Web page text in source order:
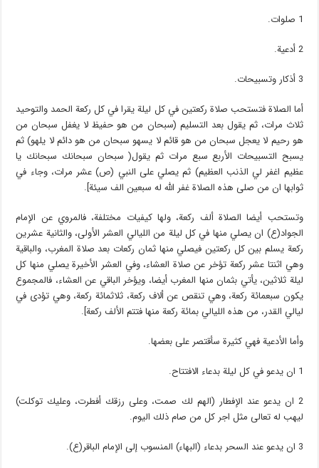
1 صلوات.
2 أدعية.
3 أذكار وتسبيحات.
أما الصلاة فتستحب صلاة ركعتين في كل ليلة يقرا في كل ركعة الحمد والتوحيد
ثلاث مرات، ثم يقول بعد التسليم (سبحان من هو حفيظ لا يغفل سبحان من
هو رحيم لا يعجل سبحان من هو قائم لا يسهو سبحان من هو دائم لا يلهو) ثم
يسبح التسبيحات الأربع سبع مرات ثم يقول( سبحان سبحانك سبحانك يا
عظيم اغفر لي الذنب العظيم) ثم يصلي على النبي (ص) عشر مرات، وجاء في
ثوابها ان من صلى هذه الصلاة غفر الله له سبعين الف سيئة].
وتستحب أيضا الصلاة ألف ركعة، ولها كيفيات مختلفة، فالمروي عن الإمام
الجواد(ع) ان يصلي منها في كل ليلة من الليالي العشر الأولى، والثانية عشرين
ركعة يسلم بين كل ركعتين فيصلي منها ثمان ركعات بعد صلاة المغرب، والباقية
وهي اثنتا عشر ركعة تؤخر عن صلاة العشاء، وفي العشر الأخيرة يصلي منها كل
ليلة ثلاثين، يأتي بثمان منها المغرب أيضا، ويؤخر الباقي عن العشاء، فالمجموع
يكون سبعمائة ركعة، وهي تنقص عن ألاف ركعة، ثلاثمائة ركعة، وهي تؤدى في
ليالي القدر، من هذه الليالي بمائة ركعة منها فتتم الألف ركعة].
وأما الأدعية فهي كثيرة سأقتصر على بعضها.
1 ان يدعو في كل ليلة بدعاء الافتتاح.
2 ان يدعو عند الإفطار (الهم لك صمت، وعلى رزقك أفطرت، وعليك توكلت)
ليهب له تعالى مثل اجر كل من صام ذلك اليوم.
3 ان يدعو عند السحر بدعاء (البهاء) المنسوب إلى الإمام الباقر(ع).